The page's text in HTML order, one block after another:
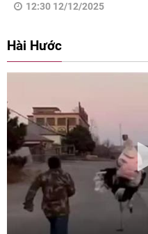
12:30 12/12/2025
Hài Hước